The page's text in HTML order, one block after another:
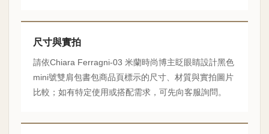
尺寸與實拍
請依Chiara Ferragni-03 米蘭時尚博主眨眼睛設計黑色
mini號雙肩包書包商品頁標示的尺寸、材質與實拍圖片
比較；如有特定使用或搭配需求，可先向客服詢問。